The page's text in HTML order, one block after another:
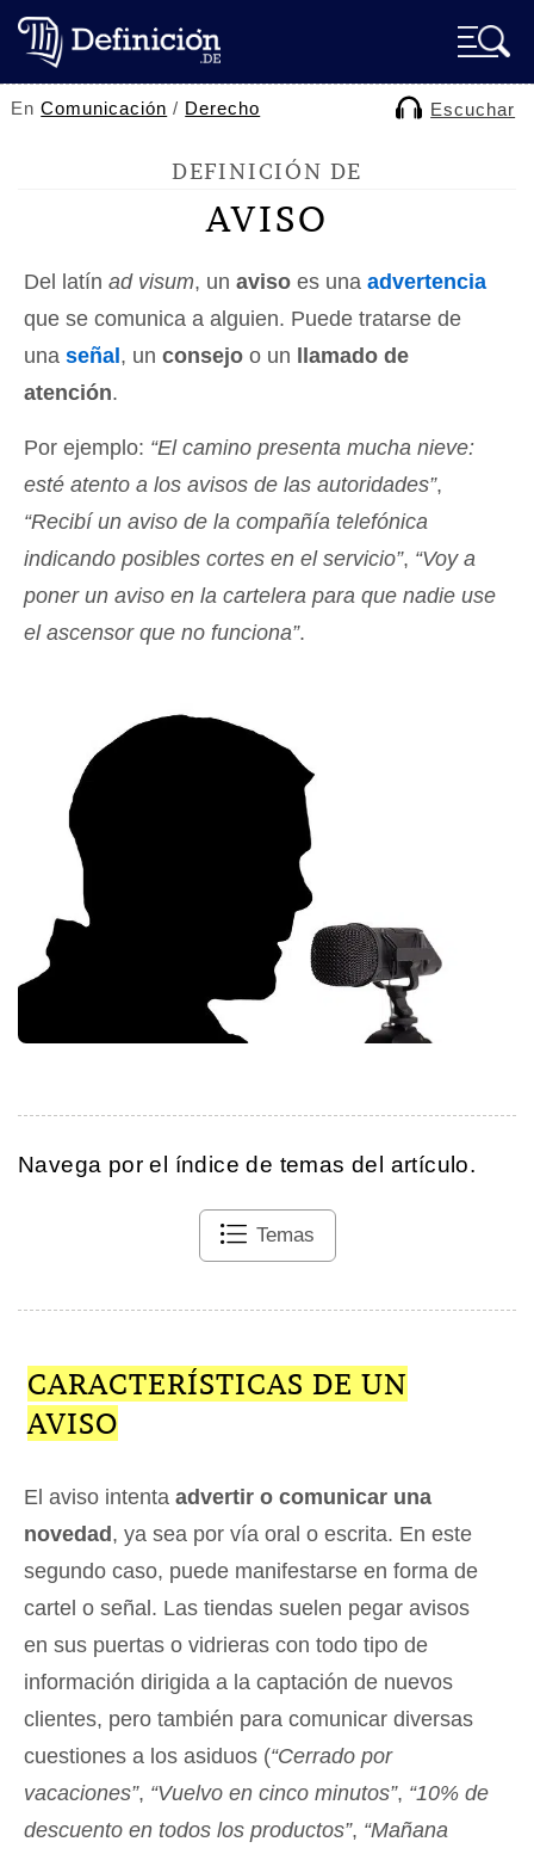
EnComunicación / Derecho Escuchar
DEFINICIÓN DE
AVISO
Del latín ad visum, un aviso es una advertencia
que se comunica a alguien. Puede tratarse de
una señal , un consejo o un
llamado de
atención.
Por ejemplo: “El camino presenta mucha nieve:
esté atento a los avisos de las autoridades”,
“Recibí un aviso de la compañía telefónica
indicando posibles cortes en el servicio”, “Voy a
poner un aviso en la cartelera para que nadie use
el ascensor que no funciona”.
Navega por el índice de temas del artículo.
Temas
CARACTERÍSTICAS DE UN
AVISO
El aviso intenta advertir o comunicar una
novedad , ya sea por vía oral o escrita. En este
segundo caso, puede manifestarse en forma de
cartel o señal. Las tiendas suelen pegar avisos
en sus puertas o vidrieras con todo tipo de
información dirigida a la captación de nuevos
clientes, pero también para comunicar diversas
cuestiones a los asiduos (“Cerrado por
vacaciones”, “Vuelvo en cinco minutos”, “10% de
descuento en todos los productos”, “Mañana